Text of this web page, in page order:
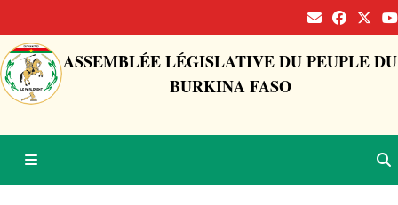
ASSEMBLÉE LÉGISLATIVE DU PEUPLE DU
BURKINA FASO